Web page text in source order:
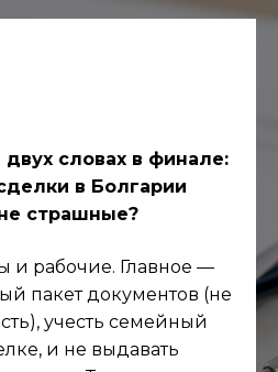
словах в финале:
в Болгарии
страшные?
и рабочие. Главное —
пакет документов (не
учесть семейный
и не выдавать